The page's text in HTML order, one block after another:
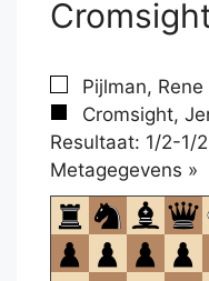
Pijlman,
Cromsight,
Resultaat: 1/2-1/2
Metagegevens »